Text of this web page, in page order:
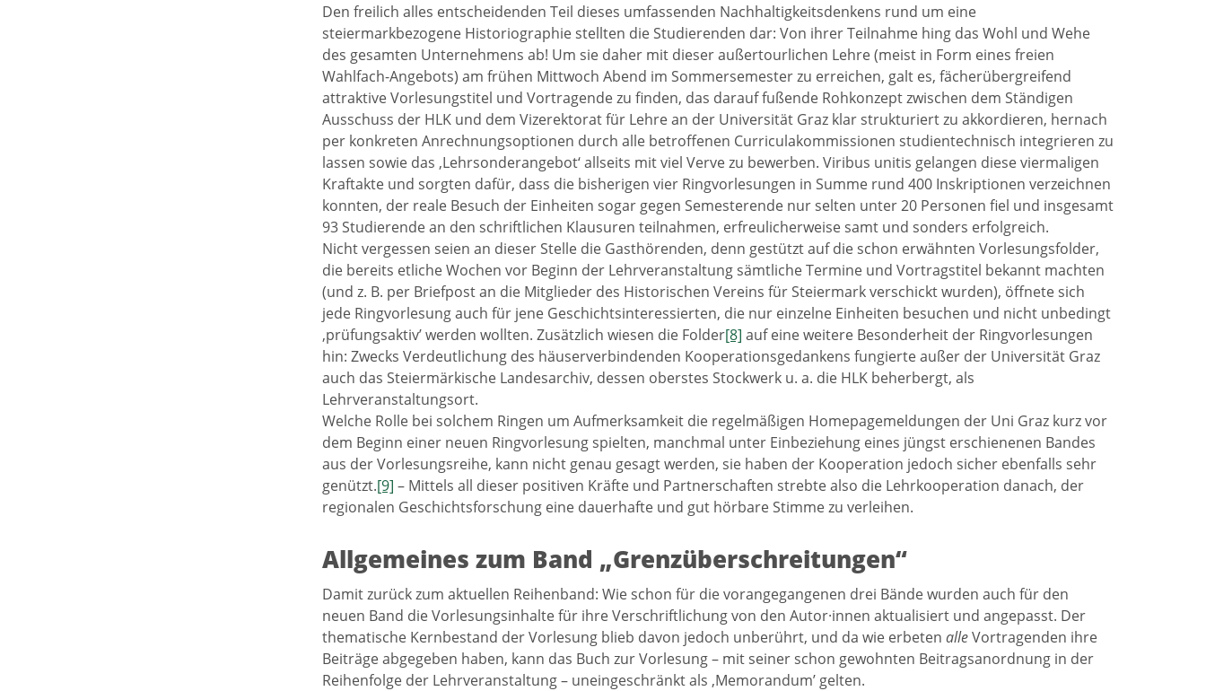
Den freilich alles entscheidenden Teil dieses umfassenden Nachhaltigkeitsdenkens rund um eine
steiermarkbezogene Historiographie stellten die Studierenden dar: Von ihrer Teilnahme hing das Wohl und Wehe
des gesamten Unternehmens ab! Um sie daher mit dieser außertourlichen Lehre (meist in Form eines freien
Wahlfach-Angebots) am frühen Mittwoch Abend im Sommersemester zu erreichen, galt es, fächerübergreifend
attraktive Vorlesungstitel und Vortragende zu finden, das darauf fußende Rohkonzept zwischen dem Ständigen
Ausschuss der HLK und dem Vizerektorat für Lehre an der Universität Graz klar strukturiert zu akkordieren, hernach
per konkreten Anrechnungsoptionen durch alle betroffenen Curriculakommissionen studientechnisch integrieren zu
lassen sowie das ‚Lehrsonderangebot‘ allseits mit viel Verve zu bewerben. Viribus unitis gelangen diese viermaligen
Kraftakte und sorgten dafür, dass die bisherigen vier Ringvorlesungen in Summe rund 400 Inskriptionen verzeichnen
konnten, der reale Besuch der Einheiten sogar gegen Semesterende nur selten unter 20 Personen fiel und insgesamt
93 Studierende an den schriftlichen Klausuren teilnahmen, erfreulicherweise samt und sonders erfolgreich.
Nicht vergessen seien an dieser Stelle die Gasthörenden, denn gestützt auf die schon erwähnten Vorlesungsfolder,
die bereits etliche Wochen vor Beginn der Lehrveranstaltung sämtliche Termine und Vortragstitel bekannt machten
(und z. B. per Briefpost an die Mitglieder des Historischen Vereins für Steiermark verschickt wurden), öffnete sich
jede Ringvorlesung auch für jene Geschichtsinteressierten, die nur einzelne Einheiten besuchen und nicht unbedingt
‚prüfungsaktiv’ werden wollten. Zusätzlich wiesen die Folder[8] auf eine weitere Besonderheit der Ringvorlesungen
hin: Zwecks Verdeutlichung des häuserverbindenden Kooperationsgedankens fungierte außer der Universität Graz
auch das Steiermärkische Landesarchiv, dessen oberstes Stockwerk u. a. die HLK beherbergt, als
Lehrveranstaltungsort.
Welche Rolle bei solchem Ringen um Aufmerksamkeit die regelmäßigen Homepagemeldungen der Uni Graz kurz vor
dem Beginn einer neuen Ringvorlesung spielten, manchmal unter Einbeziehung eines jüngst erschienenen Bandes
aus der Vorlesungsreihe, kann nicht genau gesagt werden, sie haben der Kooperation jedoch sicher ebenfalls sehr
genützt.[9] – Mittels all dieser positiven Kräfte und Partnerschaften strebte also die Lehrkooperation danach, der
regionalen Geschichtsforschung eine dauerhafte und gut hörbare Stimme zu verleihen.
Allgemeines zum Band „Grenzüberschreitungen“
Damit zurück zum aktuellen Reihenband: Wie schon für die vorangegangenen drei Bände wurden auch für den
neuen Band die Vorlesungsinhalte für ihre Verschriftlichung von den Autor·innen aktualisiert und angepasst. Der
thematische Kernbestand der Vorlesung blieb davon jedoch unberührt, und da wie erbeten alleVortragenden ihre
Beiträge abgegeben haben, kann das Buch zur Vorlesung – mit seiner schon gewohnten Beitragsanordnung in der
Reihenfolge der Lehrveranstaltung – uneingeschränkt als ‚Memorandum’ gelten.